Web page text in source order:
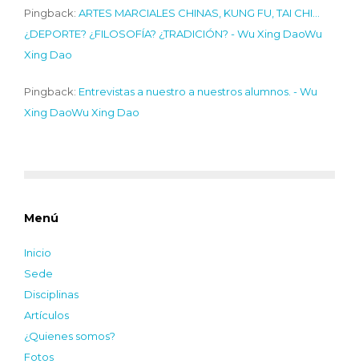
Pingback: ARTES MARCIALES CHINAS, KUNG FU, TAI CHI…
¿DEPORTE? ¿FILOSOFÍA? ¿TRADICIÓN? - Wu Xing DaoWu
Xing Dao
Pingback: Entrevistas a nuestro a nuestros alumnos. - Wu
Xing DaoWu Xing Dao
Menú
Inicio
Sede
Disciplinas
Artículos
¿Quienes somos?
Fotos